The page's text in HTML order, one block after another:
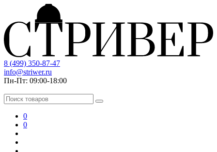
8 (499) 350-87-47
info@striwer.ru
Пн-Пт: 09:00-18:00
0
0